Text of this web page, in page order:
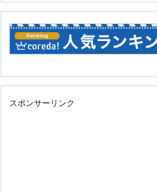
スポンサーリンク